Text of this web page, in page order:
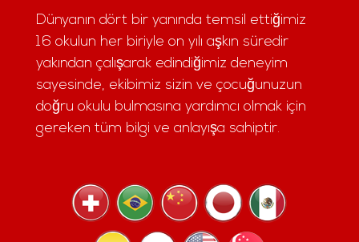
Dünyanın dört bir yanında temsil ettiğimiz
16 okulun her biriyle on yılı aşkın süredir
yakından çalışarak edindiğimiz deneyim
sayesinde, ekibimiz sizin ve çocuğunuzun
doğru okulu bulmasına yardımcı olmak için
gereken tüm bilgi ve anlayışa sahiptir.